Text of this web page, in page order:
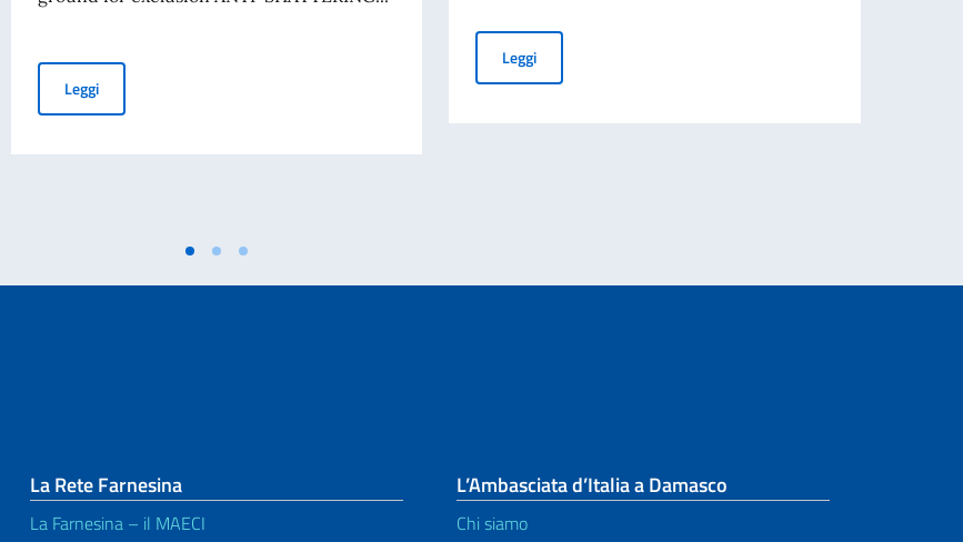
di servizi di concessione relativi allo svolgimento di attività ausiliarie al rilascio dei visti di ingresso in Italia
LeggiCALL FOR SUBMISSION OF QUOTATION - ANTI-SHATTERING FILMS
LeggiMatera Capitale Mediterranea della Cultura e del Dialogo 2026
La Rete Farnesina
La Farnesina – il MAECI
L’Ambasciata d’Italia a Damasco
Chi siamo